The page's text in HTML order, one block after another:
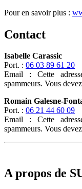
Pour en savoir plus :
Contact
Isabelle Carassic
Port. : 06 03 89 61 20
Email : Cette
spammeurs. Vous
Romain Galesne-
Port. : 06 21 44 60 09
Email : Cette
spammeurs. Vous
A propos de